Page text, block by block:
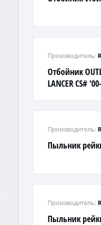
Отбойник
LANCER CS#
Производитель:
Пыльник
Производитель:
Пыльник
Производитель: